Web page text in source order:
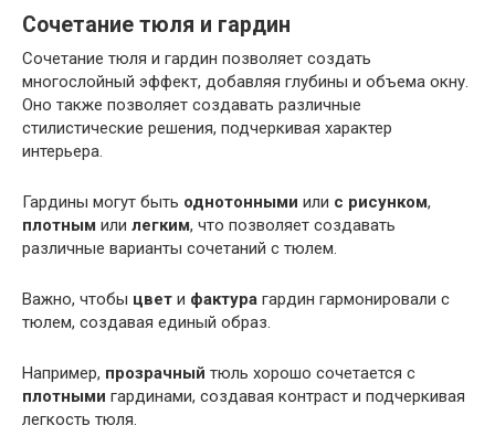
Сочетание тюля и гардин
Сочетание тюля и гардин позволяет создать
многослойный эффект, добавляя глубины и объема окну.
Оно также позволяет создавать различные
стилистические решения, подчеркивая характер
интерьера.
Гардины могут быть однотонными или с рисунком,
плотным или легким, что позволяет создавать
различные варианты сочетаний с тюлем.
Важно, чтобы цвет и фактура гардин гармонировали с
тюлем, создавая единый образ.
Например, прозрачный тюль хорошо сочетается с
плотными гардинами, создавая контраст и подчеркивая
легкость тюля.